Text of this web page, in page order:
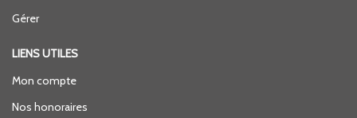
Gérer
LIENS UTILES
Mon compte
Nos honoraires